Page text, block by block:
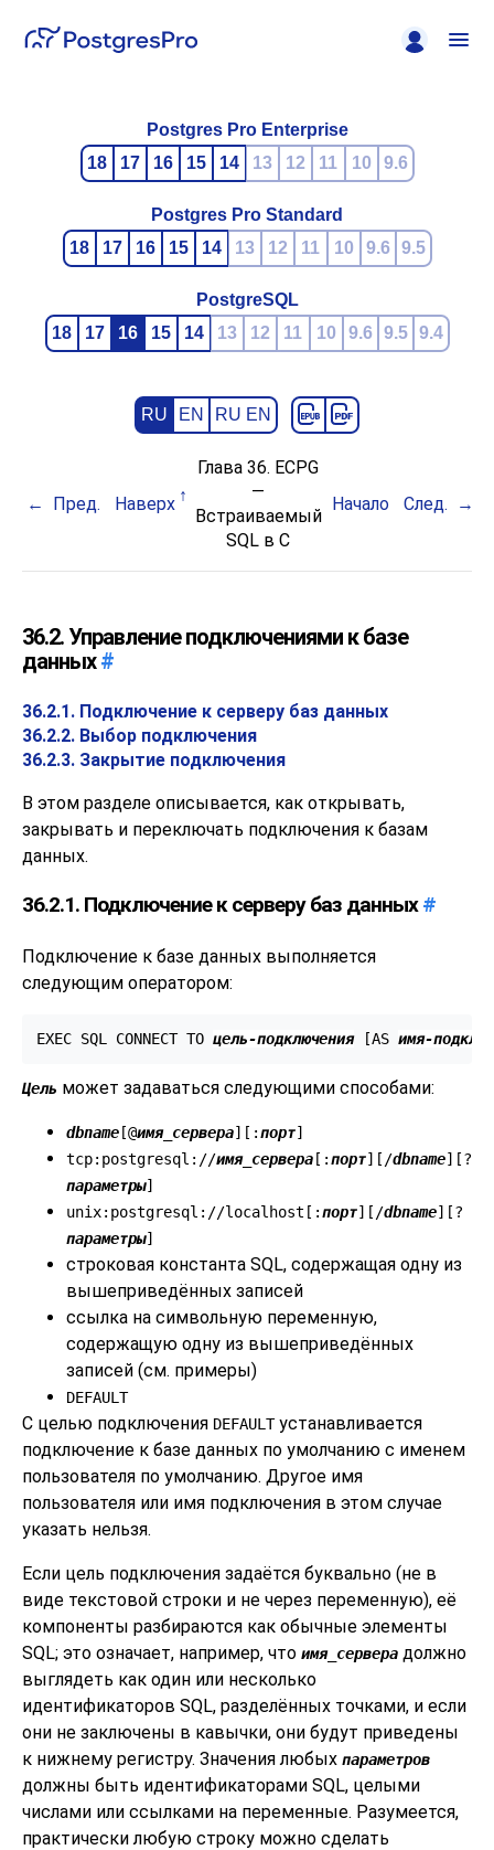
Postgres Pro Enterprise
18
17 16 15 14 13 12 11 10 9.6
Postgres Pro Standard
18
17 16 15 14 13 12 11 10 9.6 9.5
PostgreSQL
18
17 16 15 14 13 12 11 10 9.6 9.5 9.4
RU EN RU EN
Пред. Наверх
Глава 36. ECPG
—
Встраиваемый
SQL в C
Начало След.
36.2. Управление подключениями к базе
данных#
36.2.1. Подключение к серверу баз данных
36.2.2. Выбор подключения
36.2.3. Закрытие подключения
В этом разделе описывается, как открывать,
закрывать и переключать подключения к базам
данных.
36.2.1. Подключение к серверу баз данных#
Подключение к базе данных выполняется
следующим оператором:
EXEC SQL CONNECT TO цель-подключения [AS имя-
Цель может задаваться следующими способами:
dbname [@имя_сервера][ :порт]
tcp:postgresql://имя_сервера [ :порт][ /dbname][?
параметры]
unix:postgresql://localhost[ :порт][ /dbname][?
параметры]
строковая константа SQL, содержащая одну из
вышеприведённых записей
ссылка на символьную переменную,
содержащую одну из вышеприведённых
записей (см. примеры)
DEFAULT
С целью подключения DEFAULTустанавливается
подключение к базе данных по умолчанию с именем
пользователя по умолчанию. Другое имя
пользователя или имя подключения в этом случае
указать нельзя.
Если цель подключения задаётся буквально (не в
виде текстовой строки и не через переменную), её
компоненты разбираются как обычные элементы
SQL; это означает, например, что имя_сервера должно
выглядеть как один или несколько
идентификаторов SQL, разделённых точками, и если
они не заключены в кавычки, они будут приведены
к нижнему регистру. Значения любых параметров
должны быть идентификаторами SQL, целыми
числами или ссылками на переменные. Разумеется,
практически любую строку можно сделать